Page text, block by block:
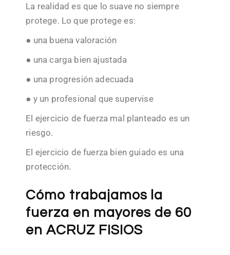
La realidad es que lo suave no siempre
protege. Lo que protege es:
● una buena valoración
● una carga bien ajustada
● una progresión adecuada
● y un profesional que supervise
El ejercicio de fuerza mal planteado es un
riesgo.
El ejercicio de fuerza bien guiado es una
protección.
Cómo trabajamos la
fuerza en mayores de 60
en ACRUZ FISIOS